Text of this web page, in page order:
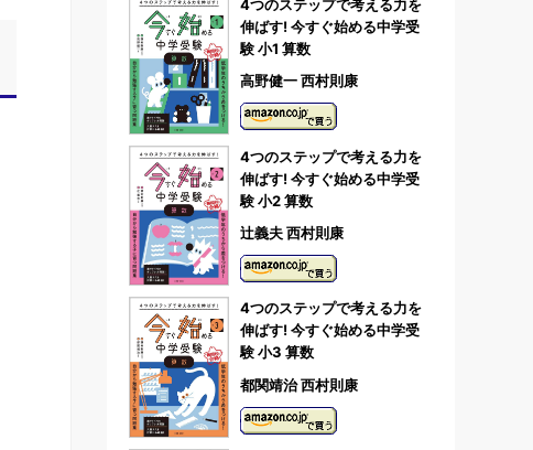
4つのステップで考える力を
伸ばす! 今すぐ始める中学受
験 小1 算数
高野健一 西村則康
4つのステップで考える力を
伸ばす! 今すぐ始める中学受
験 小2 算数
辻義夫 西村則康
4つのステップで考える力を
伸ばす! 今すぐ始める中学受
験 小3 算数
都関靖治 西村則康